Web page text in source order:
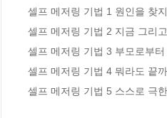
셀프 메저링 기법 1 원인을 찾
셀프 메저링 기법 2 지금 그리
셀프 메저링 기법 3 부모로부
셀프 메저링 기법 4 뭐라도 끝
셀프 메저링 기법 5 스스로 극